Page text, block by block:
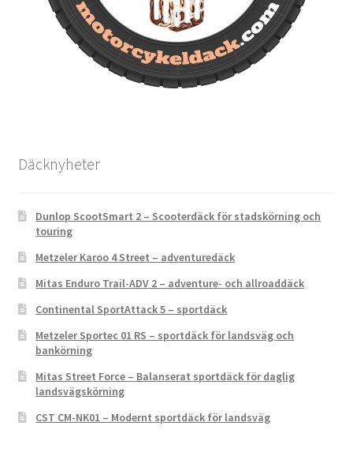
Däcknyheter
Dunlop ScootSmart 2 – Scooterdäck för stadskörning och
touring
Metzeler Karoo 4 Street – adventuredäck
Mitas Enduro Trail-ADV 2 – adventure- och allroaddäck
Continental SportAttack 5 – sportdäck
Metzeler Sportec 01 RS – sportdäck för landsväg och
bankörning
Mitas Street Force – Balanserat sportdäck för daglig
landsvägskörning
CST CM-NK01 – Modernt sportdäck för landsväg